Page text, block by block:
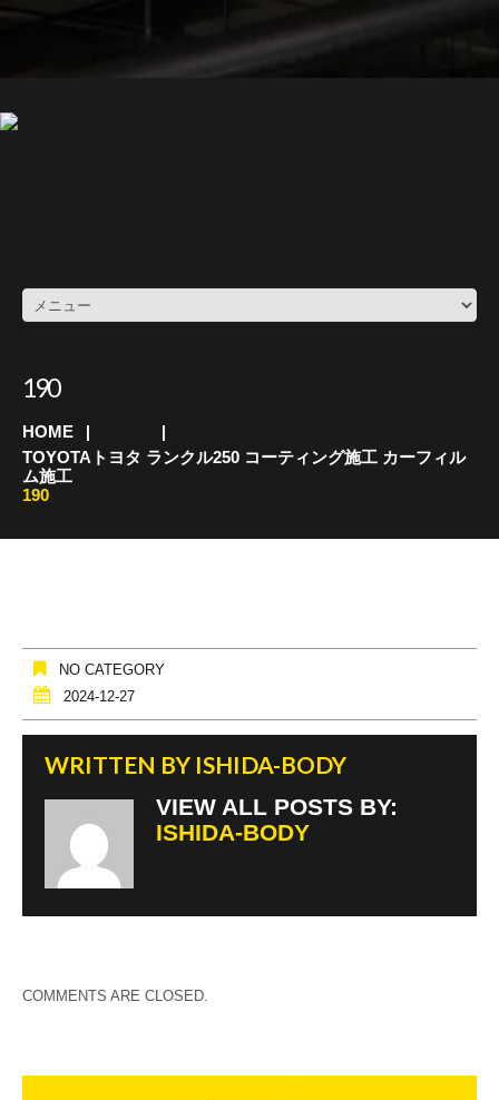
190
HOME
TOYOTAトヨタ ランクル250 コーティング施工 カーフィル
ム施工
190
NO CATEGORY
2024-12-27
WRITTEN BY ISHIDA-BODY
VIEW ALL POSTS BY:
ISHIDA-BODY
COMMENTS ARE CLOSED.